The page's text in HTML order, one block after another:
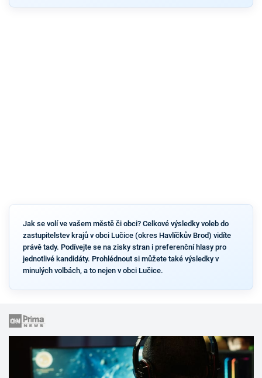
Jak se volí ve vašem městě či obci? Celkové výsledky voleb do
zastupitelstev krajů v obci Lučice (okres Havlíčkův Brod) vidíte
právě tady. Podívejte se na zisky stran i preferenční hlasy pro
jednotlivé kandidáty. Prohlédnout si můžete také výsledky v
minulých volbách, a to nejen v obci Lučice.